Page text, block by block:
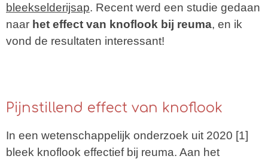
bleekselderijsap. Recent werd een studie gedaan
naar het effect van knoflook bij reuma, en ik
vond de resultaten interessant!
Pijnstillend effect van knoflook
In een wetenschappelijk onderzoek uit 2020 [1]
bleek knoflook effectief bij reuma. Aan het